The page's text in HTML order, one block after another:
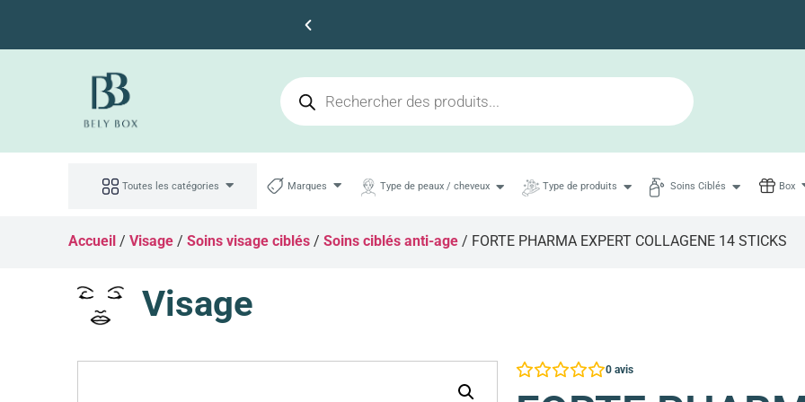
Toutes les catégories Marques Type de peaux / cheveux Type de produits Soins Ciblés Box
Accueil /Visage /Soins visage ciblés /Soins ciblés anti-age / FORTE PHARMA EXPERT COLLAGENE 14 STICKS
Visage
0 avis